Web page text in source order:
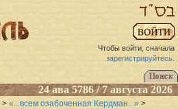
Чтобы войти, сначала
зарегистрируйтесь.
24 ава 5786 / 7 августа 2026
> «...всем озабоченная Кердман...» >